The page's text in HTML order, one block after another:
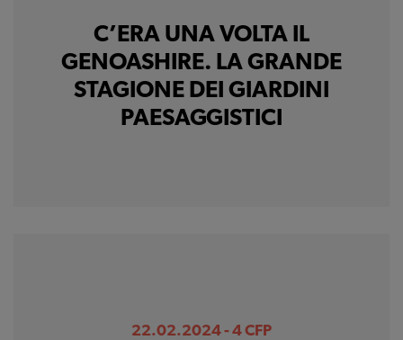
C’ERA UNA VOLTA IL
GENOASHIRE. LA GRANDE
STAGIONE DEI GIARDINI
PAESAGGISTICI
22.02.2024 - 4 CFP